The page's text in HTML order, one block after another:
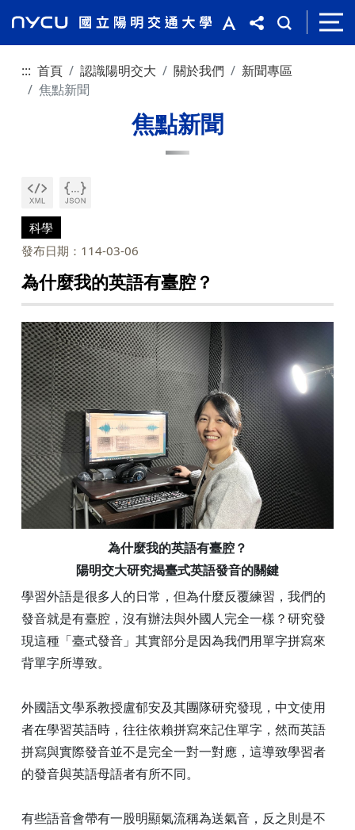
::: 首頁 認識陽明交大 關於我們
新聞專區
焦點新聞
焦點新聞
科學
發布日期：114-03-06
為什麼我的英語有臺腔？
為什麼我的英語有臺腔？
陽明交大研究揭臺式英語發音的關鍵
學習外語是很多人的日常，但為什麼反覆練習，我們的
發音就是有臺腔，沒有辦法與外國人完全一樣？研究發
現這種「臺式發音」其實部分是因為我們用單字拼寫來
背單字所導致。
外國語文學系教授盧郁安及其團隊研究發現，中文使用
者在學習英語時，往往依賴拼寫來記住單字，然而英語
拼寫與實際發音並不是完全一對一對應，這導致學習者
的發音與英語母語者有所不同。
有些語音會帶有一股明顯氣流稱為送氣音，反之則是不